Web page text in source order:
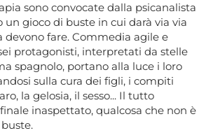
sono convocate dalla psicanalista
un gioco di buste in cui darà via via
devono fare. Commedia agile e
protagonisti, interpretati da stelle
spagnolo, portano alla luce i loro
sulla cura dei figli, i compiti
la gelosia, il sesso... Il tutto
inaspettato, qualcosa che non è